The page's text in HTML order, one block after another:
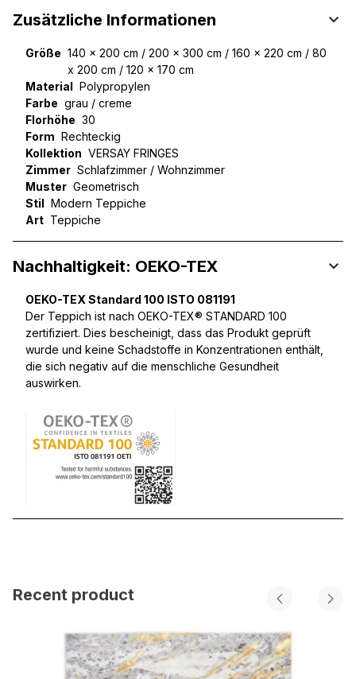
Zusätzliche Informationen
Größe 140 x 200 cm / 200 x 300 cm / 160 x 220 cm / 80
x 200 cm / 120 x 170 cm
Material Polypropylen
Farbe grau / creme
Florhöhe 30
Form Rechteckig
Kollektion VERSAY FRINGES
Zimmer Schlafzimmer / Wohnzimmer
Muster Geometrisch
Stil Modern Teppiche
Art Teppiche
Nachhaltigkeit: OEKO-TEX
OEKO-TEX Standard 100 ISTO 081191
Der Teppich ist nach OEKO-TEX® STANDARD 100
zertifiziert. Dies bescheinigt, dass das Produkt geprüft
wurde und keine Schadstoffe in Konzentrationen enthält,
die sich negativ auf die menschliche Gesundheit
auswirken.
Recent product